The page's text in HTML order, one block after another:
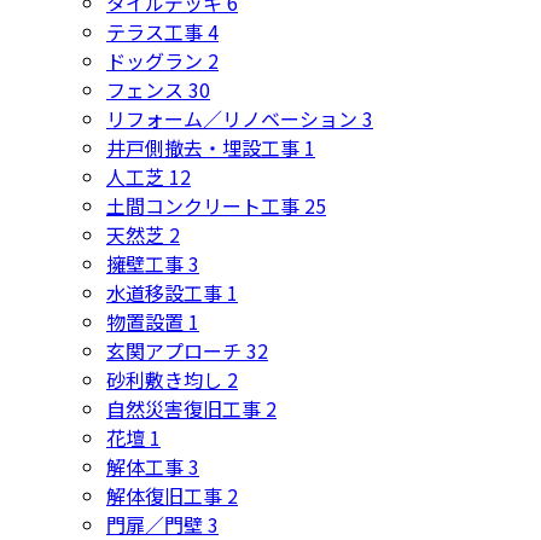
テラス工事4
ドッグラン 2
フェンス 30
リフォーム／リノベーション 3
井戸側撤去・埋設工事 1
人工芝 12
土間コンクリート工事 25
天然芝 2
擁壁工事3
水道移設工事 1
物置設置 1
玄関アプローチ 32
砂利敷き均し 2
自然災害復旧工事 2
花壇 1
解体工事3
解体復旧工事 2
門扉／門壁3